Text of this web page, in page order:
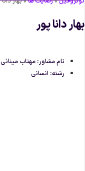
بهار دانا پور
نام مشاور: مهتاب مینائی
رشته: انسانی